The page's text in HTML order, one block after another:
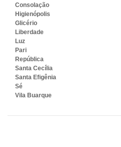
Consolação
Higienópolis
Glicério
Liberdade
Luz
Pari
República
Santa Cecília
Santa Efigênia
Sé
Vila Buarque